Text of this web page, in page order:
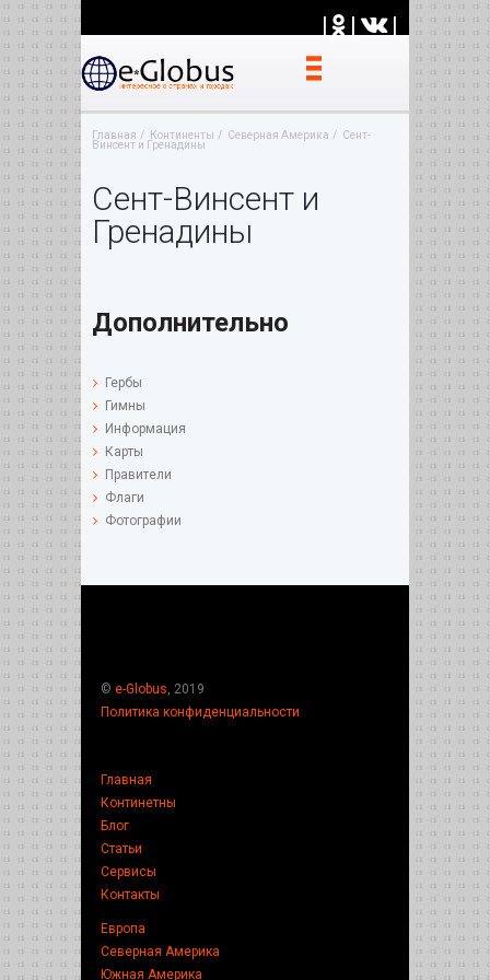
| | |
Главная Континенты Северная Америка
Сент-
Винсент и Гренадины
Сент-Винсент и
Гренадины
Дополнительно
Гербы
Гимны
Информация
Карты
Правители
Флаги
Фотографии
© e-Globus , 2019
Политика конфиденциальности
Главная
Континетны
Блог
Статьи
Сервисы
Контакты
Европа
Северная Америка
Южная Америка